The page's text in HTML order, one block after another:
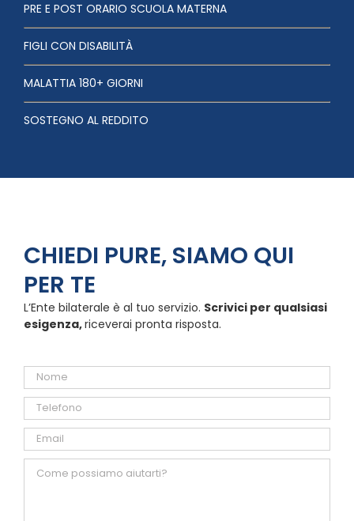
PRE E POST ORARIO SCUOLA MATERNA
FIGLI CON DISABILITÀ
MALATTIA 180+ GIORNI
SOSTEGNO AL REDDITO
CHIEDI PURE, SIAMO QUI
PER TE
L’Ente bilaterale è al tuo servizio. Scrivici per qualsiasi
esigenza,riceverai pronta risposta.